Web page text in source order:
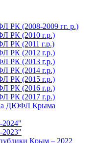
РК (2008-2009 гг. р.)
РК (2010 г.р.)
РК (2011 г.р.)
РК (2012 г.р.)
РК (2013 г.р.)
РК (2014 г.р.)
РК (2015 г.р.)
РК (2016 г.р.)
РК (2017 г.р.)
ДЮФЛ Крыма
2024"
2023"
Крым – 2022